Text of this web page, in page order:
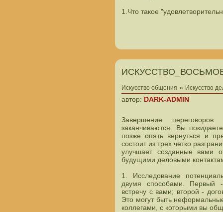
1.Что такое
Искусство общения » Искусство
автор: DARK-ADMIN
Завершение
заканчиваются. Вы
позже опять вернуться и
состоит из трех четко
улучшает созданные вами
будущими деловыми
1. Исследование
двумя способами. Первый
встречу с вами; второй -
Это могут быть
коллегами, с которыми вы